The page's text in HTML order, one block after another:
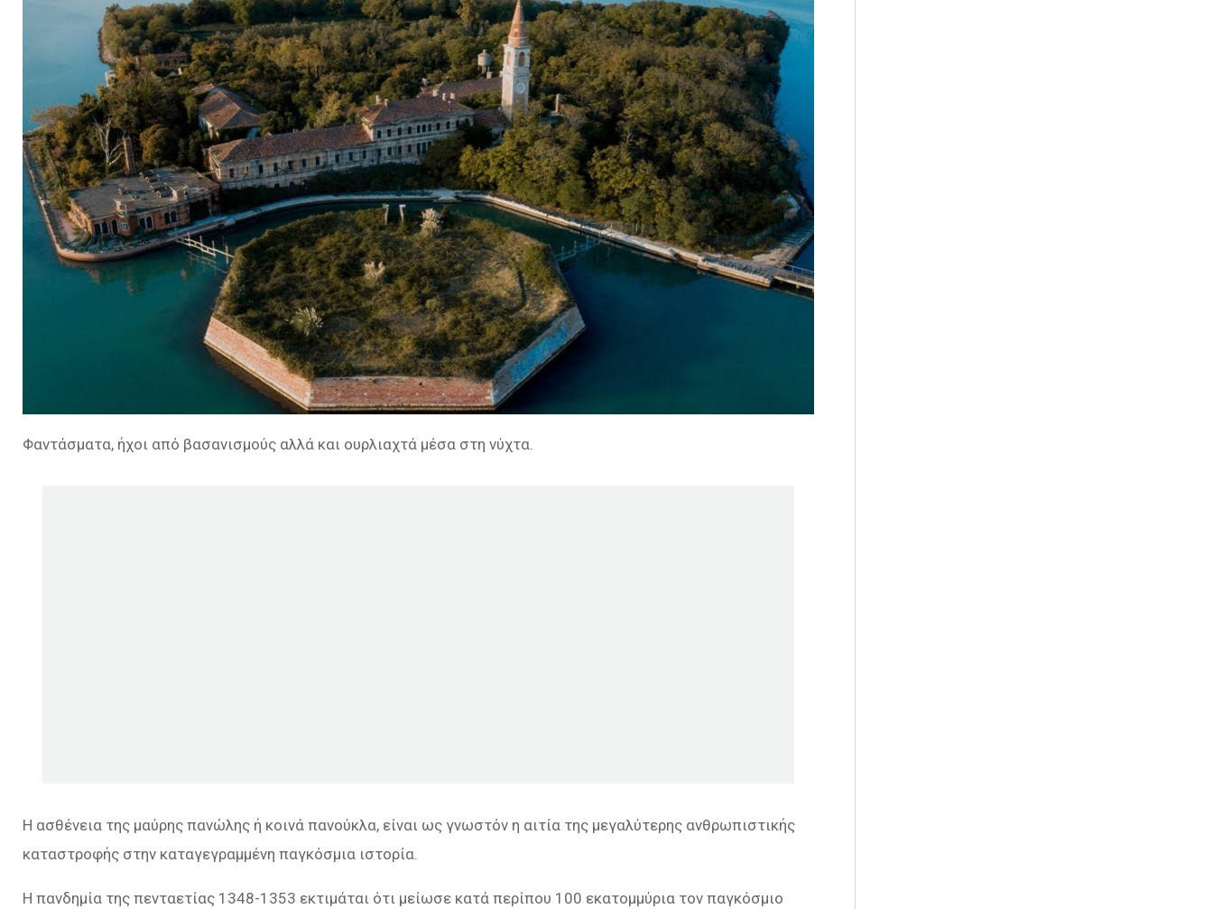
Φαντάσματα, ήχοι από βασανισμούς αλλά και ουρλιαχτά μέσα στη νύχτα.
Η ασθένεια της μαύρης πανώλης ή κοινά πανούκλα, είναι ως γνωστόν η αιτία της μεγαλύτερης ανθρωπιστικής
καταστροφής στην καταγεγραμμένη παγκόσμια ιστορία.
Η πανδημία της πενταετίας 1348-1353 εκτιμάται ότι μείωσε κατά περίπου 100 εκατομμύρια τον παγκόσμιο